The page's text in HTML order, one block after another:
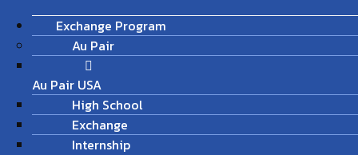
Exchange Program
Au Pair
Au Pair USA
High School
Exchange
Internship